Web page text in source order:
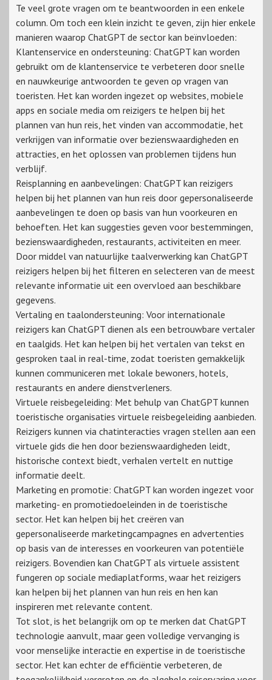
Te veel grote vragen om te beantwoorden in een enkele
column. Om toch een klein inzicht te geven, zijn hier enkele
manieren waarop ChatGPT de sector kan beïnvloeden:
Klantenservice en ondersteuning: ChatGPT kan worden
gebruikt om de klantenservice te verbeteren door snelle
en nauwkeurige antwoorden te geven op vragen van
toeristen. Het kan worden ingezet op websites, mobiele
apps en sociale media om reizigers te helpen bij het
plannen van hun reis, het vinden van accommodatie, het
verkrijgen van informatie over bezienswaardigheden en
attracties, en het oplossen van problemen tijdens hun
verblijf.
Reisplanning en aanbevelingen: ChatGPT kan reizigers
helpen bij het plannen van hun reis door gepersonaliseerde
aanbevelingen te doen op basis van hun voorkeuren en
behoeften. Het kan suggesties geven voor bestemmingen,
bezienswaardigheden, restaurants, activiteiten en meer.
Door middel van natuurlijke taalverwerking kan ChatGPT
reizigers helpen bij het filteren en selecteren van de meest
relevante informatie uit een overvloed aan beschikbare
gegevens.
Vertaling en taalondersteuning: Voor internationale
reizigers kan ChatGPT dienen als een betrouwbare vertaler
en taalgids. Het kan helpen bij het vertalen van tekst en
gesproken taal in real-time, zodat toeristen gemakkelijk
kunnen communiceren met lokale bewoners, hotels,
restaurants en andere dienstverleners.
Virtuele reisbegeleiding: Met behulp van ChatGPT kunnen
toeristische organisaties virtuele reisbegeleiding aanbieden.
Reizigers kunnen via chatinteracties vragen stellen aan een
virtuele gids die hen door bezienswaardigheden leidt,
historische context biedt, verhalen vertelt en nuttige
informatie deelt.
Marketing en promotie: ChatGPT kan worden ingezet voor
marketing- en promotiedoeleinden in de toeristische
sector. Het kan helpen bij het creëren van
gepersonaliseerde marketingcampagnes en advertenties
op basis van de interesses en voorkeuren van potentiële
reizigers. Bovendien kan ChatGPT als virtuele assistent
fungeren op sociale mediaplatforms, waar het reizigers
kan helpen bij het plannen van hun reis en hen kan
inspireren met relevante content.
Tot slot, is het belangrijk om op te merken dat ChatGPT
technologie aanvult, maar geen volledige vervanging is
voor menselijke interactie en expertise in de toeristische
sector. Het kan echter de efficiëntie verbeteren, de